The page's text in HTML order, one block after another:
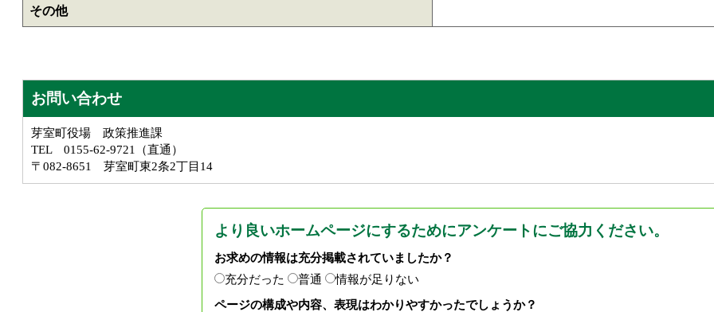
その他
お問い合わせ
芽室町役場 政策推進課
TEL 0155-62-9721（直通）
〒082-8651 芽室町東2条2丁目14
より良いホームページにするためにアンケートにご協力ください。
お求めの情報は充分掲載されていましたか？
充分だった
普通
情報が足りない
ページの構成や内容、表現はわかりやすかったでしょうか？